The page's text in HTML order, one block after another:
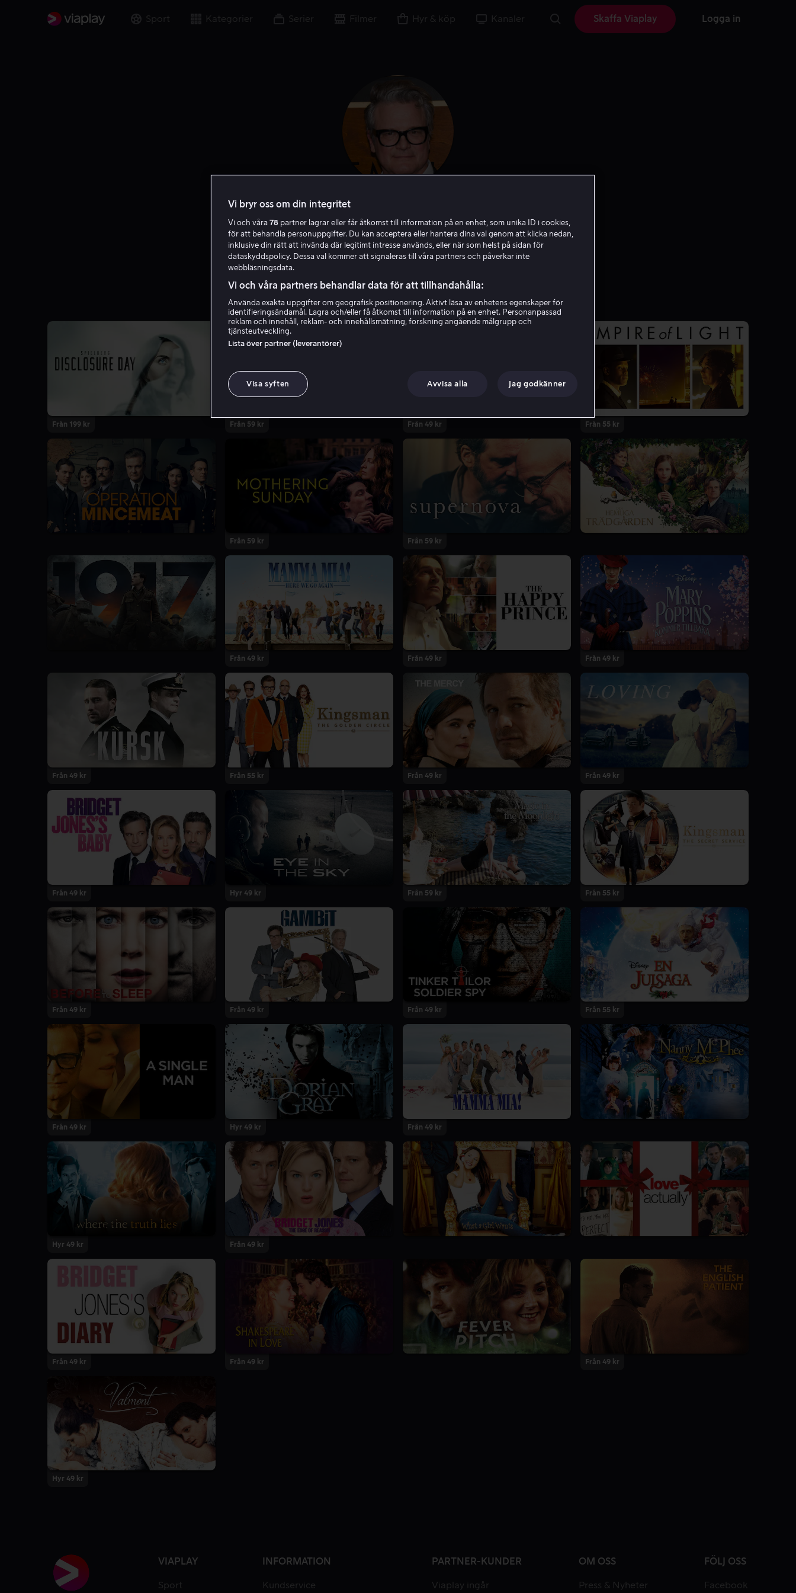
Sport Kategorier Serier Filmer Hyr & köp Kanaler Skaffa Viaplay Logga in
Colin Firth
Skådespelare Producent Röst
Från 199 kr Från 59 kr Från 49 kr Från 55 kr
Från 59 kr Från 59 kr
Från 49 kr Från 49 kr Från 49 kr
Från 49 kr Från 55 kr Från 49 kr Från 49 kr
Från 49 kr Hyr 49 kr Från 59 kr Från 55 kr
Från 49 kr Från 49 kr Från 49 kr Från 55 kr
Från 49 kr Hyr 49 kr Från 49 kr
Hyr 49 kr Från 49 kr
Från 49 kr Från 49 kr Från 49 kr
Hyr 49 kr
VIAPLAY
Sport
INFORMATION
Kundservice
PARTNER-KUNDER
Viaplay ingår
OM OSS
Press & Nyheter
FÖLJ OSS
Facebook
Vi bryr oss om din integritet
Vi och våra 78 partner lagrar eller får åtkomst till information på en enhet, som unika ID i cookies,
för att behandla personuppgifter. Du kan acceptera eller hantera dina val genom att klicka nedan,
inklusive din rätt att invända där legitimt intresse används, eller när som helst på sidan för
dataskyddspolicy. Dessa val kommer att signaleras till våra partners och påverkar inte
webbläsningsdata.
Vi och våra partners behandlar data för att tillhandahålla:
Använda exakta uppgifter om geografisk positionering. Aktivt läsa av enhetens egenskaper för
identifieringsändamål. Lagra och/eller få åtkomst till information på en enhet. Personanpassad
reklam och innehåll, reklam- och innehållsmätning, forskning angående målgrupp och
tjänsteutveckling.
Lista över partner (leverantörer)
Visa syften Avvisa alla Jag godkänner